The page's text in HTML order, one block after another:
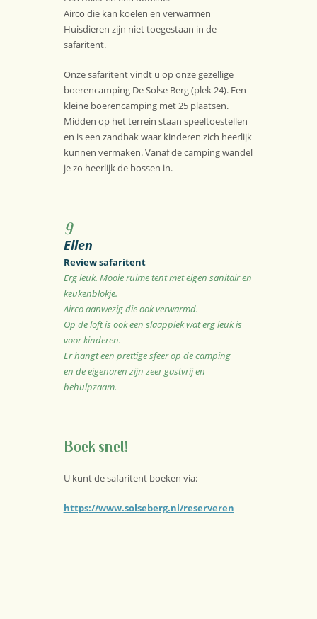
Airco die kan koelen en verwarmen
Huisdieren zijn niet toegestaan in de
safaritent.
Onze safaritent vindt u op onze gezellige
boerencamping De Solse Berg (plek 24). Een
kleine boerencamping met 25 plaatsen.
Midden op het terrein staan speeltoestellen
en is een zandbak waar kinderen zich heerlijk
kunnen vermaken. Vanaf de camping wandel
je zo heerlijk de bossen in.
9
Ellen
Review safaritent
Erg leuk. Mooie ruime tent met eigen sanitair en
keukenblokje.
Airco aanwezig die ook verwarmd.
Op de loft is ook een slaapplek wat erg leuk is
voor kinderen.
Er hangt een prettige sfeer op de camping
en de eigenaren zijn zeer gastvrij en
behulpzaam.
Boek snel!
U kunt de safaritent boeken via:
https://www.solseberg.nl/reserveren